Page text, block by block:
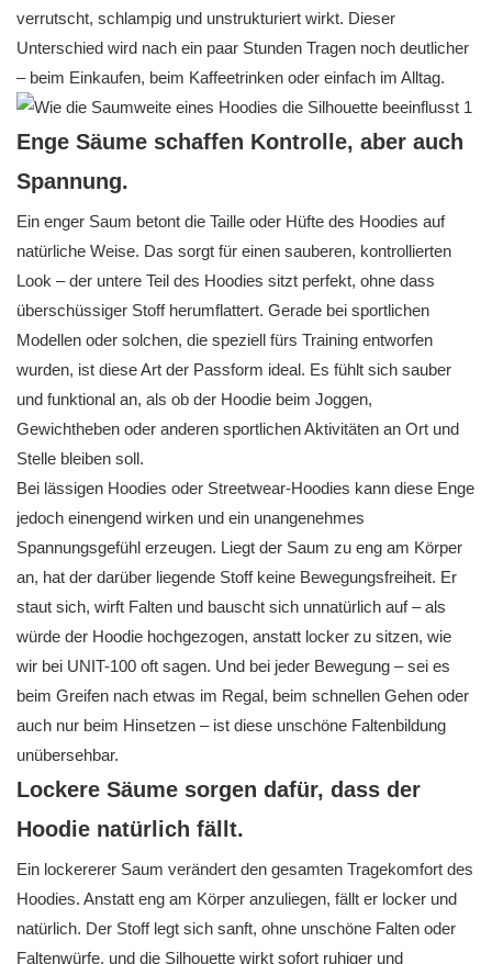
verrutscht, schlampig und unstrukturiert wirkt. Dieser
Unterschied wird nach ein paar Stunden Tragen noch deutlicher
– beim Einkaufen, beim Kaffeetrinken oder einfach im Alltag.
Enge Säume schaffen Kontrolle, aber auch
Spannung.
Ein enger Saum betont die Taille oder Hüfte des Hoodies auf
natürliche Weise. Das sorgt für einen sauberen, kontrollierten
Look – der untere Teil des Hoodies sitzt perfekt, ohne dass
überschüssiger Stoff herumflattert. Gerade bei sportlichen
Modellen oder solchen, die speziell fürs Training entworfen
wurden, ist diese Art der Passform ideal. Es fühlt sich sauber
und funktional an, als ob der Hoodie beim Joggen,
Gewichtheben oder anderen sportlichen Aktivitäten an Ort und
Stelle bleiben soll.
Bei lässigen Hoodies oder Streetwear-Hoodies kann diese Enge
jedoch einengend wirken und ein unangenehmes
Spannungsgefühl erzeugen. Liegt der Saum zu eng am Körper
an, hat der darüber liegende Stoff keine Bewegungsfreiheit. Er
staut sich, wirft Falten und bauscht sich unnatürlich auf – als
würde der Hoodie hochgezogen, anstatt locker zu sitzen, wie
wir bei UNIT-100 oft sagen. Und bei jeder Bewegung – sei es
beim Greifen nach etwas im Regal, beim schnellen Gehen oder
auch nur beim Hinsetzen – ist diese unschöne Faltenbildung
unübersehbar.
Lockere Säume sorgen dafür, dass der
Hoodie natürlich fällt.
Ein lockererer Saum verändert den gesamten Tragekomfort des
Hoodies. Anstatt eng am Körper anzuliegen, fällt er locker und
natürlich. Der Stoff legt sich sanft, ohne unschöne Falten oder
Faltenwürfe, und die Silhouette wirkt sofort ruhiger und